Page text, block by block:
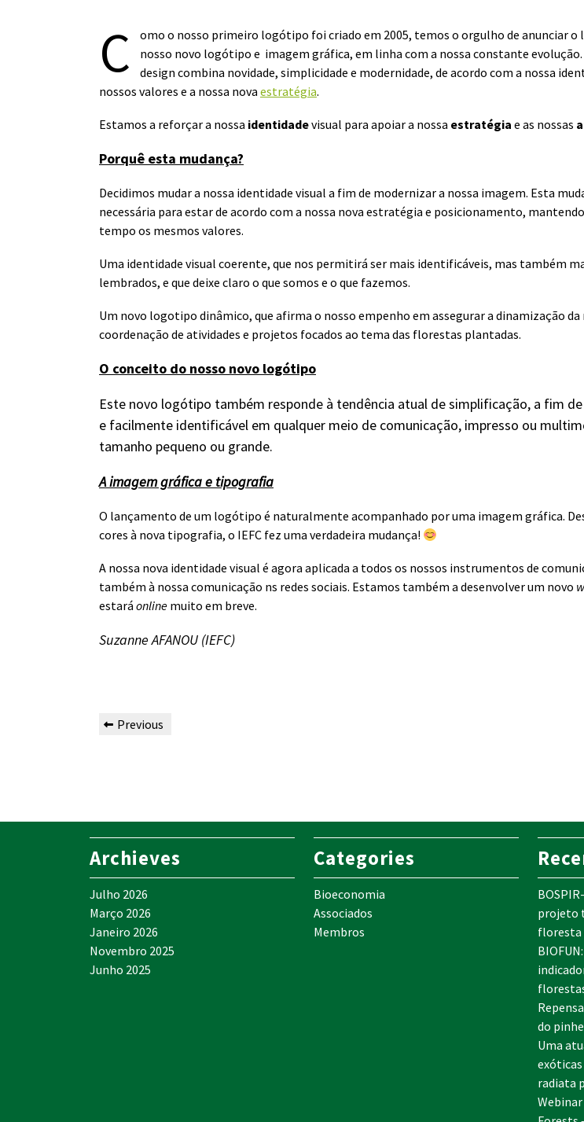
C
omo o nosso primeiro logótipo foi criado em 2005, temos o orgulho de anunciar o
nosso novo logótipo e imagem gráfica, em linha com a nossa constante
design combina novidade, simplicidade e modernidade, de acordo com a nossa
nossos valores e a nossa nova estratégia.
Estamos a reforçar a nossa identidadevisual para apoiar a nossa estratégia e as nossas
Porquê esta mudança?
Decidimos mudar a nossa identidade visual a fim de modernizar a nossa imagem. Esta
necessária para estar de acordo com a nossa nova estratégia e posicionamento,
tempo os mesmos valores.
Uma identidade visual coerente, que nos permitirá ser mais identificáveis, mas também
lembrados, e que deixe claro o que somos e o que fazemos.
Um novo logotipo dinâmico, que afirma o nosso empenho em assegurar a dinamização da
coordenação de atividades e projetos focados ao tema das florestas plantadas.
O conceito do nosso novo logótipo
Este novo logótipo também responde à tendência atual de simplificação, a fim
e facilmente identificável em qualquer meio de comunicação, impresso ou
tamanho pequeno ou grande.
A imagem gráfica e tipografia
O lançamento de um logótipo é naturalmente acompanhado por uma imagem gráfica.
cores à nova tipografia, o IEFC fez uma verdadeira mudança!
A nossa nova identidade visual é agora aplicada a todos os nossos instrumentos de
também à nossa comunicação ns redes sociais. Estamos também a desenvolver um novo
estará online muito em breve.
Suzanne AFANOU (IEFC)
Previous
Archieves
Julho 2026
Março 2026
Janeiro 2026
Novembro 2025
Junho 2025
Categories
Bioeconomia
Associados
Membros
projeto
floresta
do
Uma
radiata